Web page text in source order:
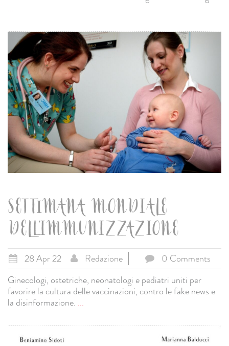
...
SETTIMANA MONDIALE
DELL’IMMUNIZZAZIONE
28 Apr 22 Redazione
0 Comments
Ginecologi, ostetriche, neonatologi e pediatri uniti per
favorire la cultura delle vaccinazioni, contro le fake news e
la disinformazione. ...